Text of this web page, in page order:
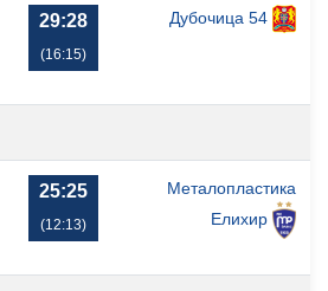
29:28
(16:15)
Дубочица 54
25:25
(12:13)
Металопластика
Елиxир